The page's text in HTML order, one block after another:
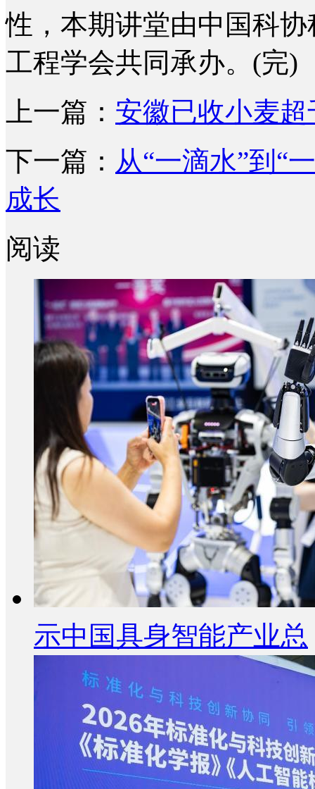
性，本期讲堂由中国科
工程学会共同承办。(完)
上一篇： 安徽已收小麦
下一篇： 从“一滴水”到“
成长
阅读
示中国具身智能产业总